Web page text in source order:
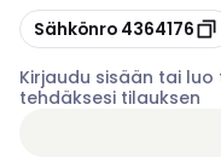
Kopioi
Sähkönro 4364176
Kirjaudu sisään tai
tehdäksesi tilauksen